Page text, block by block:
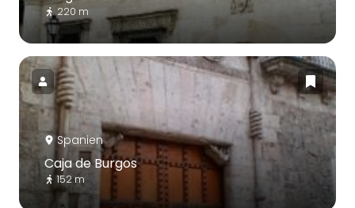
220 m
Spanien
Caja de Burgos
152 m